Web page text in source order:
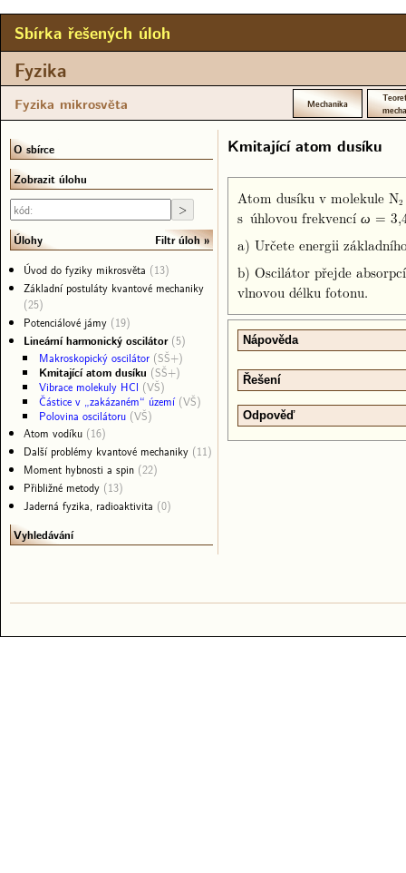
Sbírka řešených úloh
Fyzika
Fyzika mikrosvěta Mechanika
Kmitající atom dusíku
Atom dusíku v molekule N2
s úhlovou frekvencí ω =
a) Určete energii
b) Oscilátor přejde
vlnovou délku fotonu.
Nápověda
Řešení
Odpověď
O sbírce
Zobrazit úlohu
Úlohy
Filtr úloh
Úvod do fyziky mikrosvěta (13)
Základní postuláty kvantové mechaniky
(25)
Potenciálové jámy (19)
Lineární harmonický oscilátor (5)
Makroskopický oscilátor (SŠ+)
Kmitající atom dusíku (SŠ+)
Vibrace molekuly HCl (VŠ)
Částice v „zakázaném“ území (VŠ)
Polovina oscilátoru (VŠ)
Atom vodíku (16)
Další problémy kvantové mechaniky (11)
Moment hybnosti a spin (22)
Přibližné metody (13)
Jaderná fyzika, radioaktivita (0)
Vyhledávání